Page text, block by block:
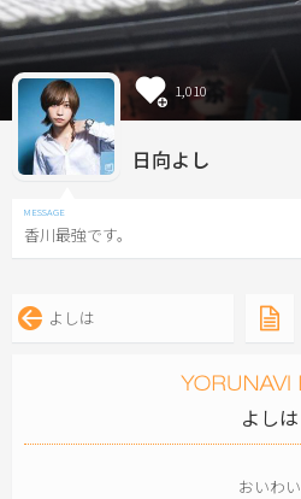
1,010
日向よし
香川最強です。
よしは
よしは
おいわい